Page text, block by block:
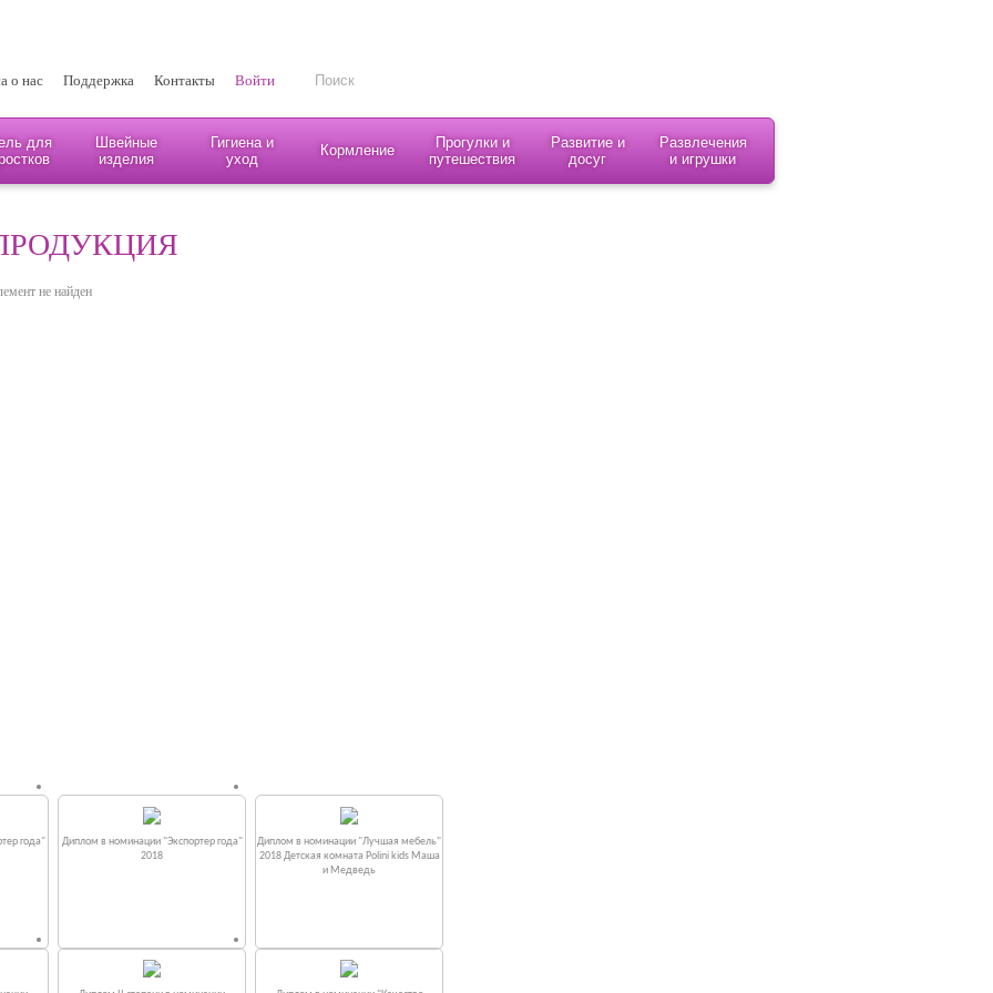
о нас Поддержка Контакты Войти
для
Швейные
изделия
Гигиена и
уход
Кормление
Прогулки и
путешествия
Развитие и
досуг
Развлечения
и игрушки
не найден
года"
Диплом в номинации "Экспортер года"
2018
Диплом в номинации "Лучшая мебель"
2018 Детская комната Polini kids Маша
и Медведь